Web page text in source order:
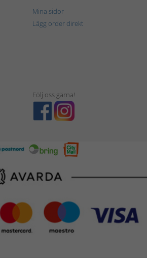
Mina sidor
Lägg order direkt
Följ oss gärna!